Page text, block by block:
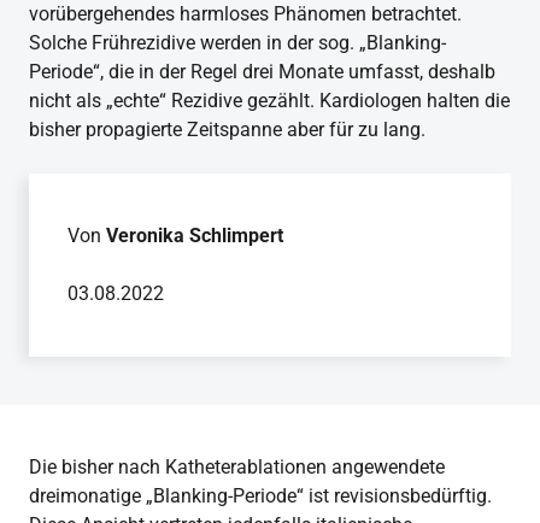
vorübergehendes harmloses Phänomen betrachtet.
Solche Frührezidive werden in der sog. „Blanking-
Periode“, die in der Regel drei Monate umfasst, deshalb
nicht als „echte“ Rezidive gezählt. Kardiologen halten die
bisher propagierte Zeitspanne aber für zu lang.
Von Veronika Schlimpert
03.08.2022
Die bisher nach Katheterablationen angewendete
dreimonatige „Blanking-Periode“ ist revisionsbedürftig.